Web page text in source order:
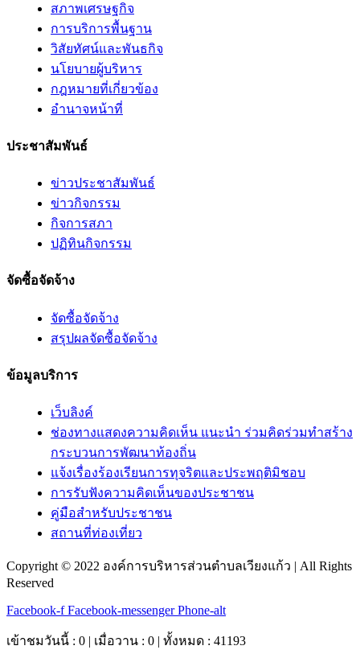
สภาพเศรษฐกิจ
การบริการพื้นฐาน
วิสัยทัศน์และพันธกิจ
นโยบายผู้บริหาร
กฎหมายที่เกี่ยวข้อง
อํานาจหน้าที่
ประชาสัมพันธ์
ข่าวประชาสัมพันธ์
ข่าวกิจกรรม
กิจการสภา
ปฏิทินกิจกรรม
จัดซื้อจัดจ้าง
จัดซื้อจัดจ้าง
สรุปผลจัดซื้อจัดจ้าง
ข้อมูลบริการ
เว็บลิงค์
ช่องทางแสดงความคิดเห็น แนะนำ ร่วมคิดร่วมทำสร้าง
กระบวนการพัฒนาท้องถิ่น
แจ้งเรื่องร้องเรียนการทุจริตและประพฤติมิชอบ
การรับฟังความคิดเห็นของประชาชน
คู่มือสำหรับประชาชน
สถานที่ท่องเที่ยว
Copyright © 2022 องค์การบริหารส่วนตำบลเวียงแก้ว | All Rights
Reserved
Facebook-f Facebook-messenger Phone-alt
เข้าชมวันนี้ : 0 | เมื่อวาน : 0 | ทั้งหมด : 41193